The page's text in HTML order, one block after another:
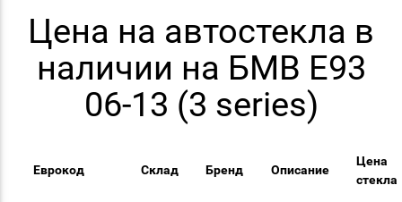
Цена на автостекла в
наличии на БМВ E93
06-13 (3 series)
Еврокод Склад Бренд Описание
Цена
стекла